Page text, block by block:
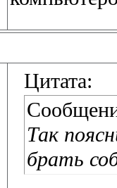
Цитата:
Так
брать